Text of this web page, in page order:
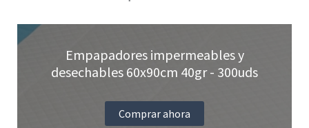
Empapadores impermeables y
desechables 60x90cm 40gr - 300uds
Comprar ahora